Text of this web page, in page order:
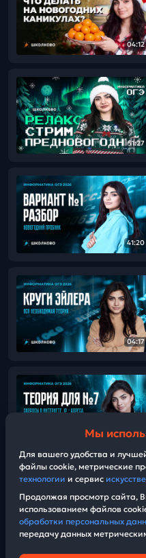
04:12
51:27
41:20
04:17
Мы
Для вашего удобства и
файлы cookie, метрические
технологии и сервис
Продолжая просмотр сайта,
использованием файлов
обработки персональных
передачу данных